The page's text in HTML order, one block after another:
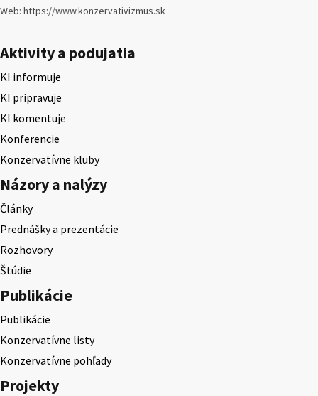
Web: https://www.konzervativizmus.sk
Aktivity a podujatia
KI informuje
KI pripravuje
KI komentuje
Konferencie
Konzervatívne kluby
Názory a nalýzy
Články
Prednášky a prezentácie
Rozhovory
Štúdie
Publikácie
Publikácie
Konzervatívne listy
Konzervatívne pohľady
Projekty